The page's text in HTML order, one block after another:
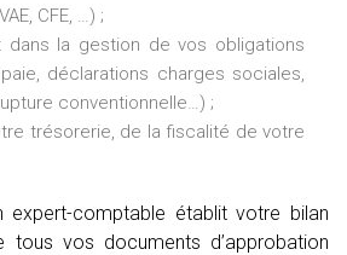
CFE, …) ;
dans la gestion de vos obligations
déclarations charges sociales,
conventionnelle…) ;
trésorerie, de la fiscalité de votre
expert-comptable établit votre bilan
tous vos documents d’approbation